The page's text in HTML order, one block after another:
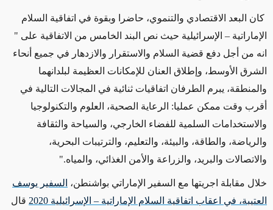
كان البعد الاقتصادي والتنموي، حاضرا وبقوة في اتفاقية السلام
الإماراتية – الإسرائيلية حيث نص البند الخامس من الاتفاقية على "
انه من أجل دفع قضية السلام والاستقرار والازدهار في جميع أنحاء
الشرق الأوسط، وإطلاق العنان للإمكانات العظيمة لبلدانهما
والمنطقة، يبرم الطرفان اتفاقيات ثنائية في المجالات التالية في
أقرب وقت ممكن عمليا: الرعاية الصحية، العلوم والتكنولوجيا
والاستخدامات السلمية للفضاء الخارجي، والسياحة والثقافة
والرياضة، والطاقة، والبيئة، والتعليم، والترتيبات البحرية،
والاتصالات والبريد، والزراعة والأمن الغذائي، والمياه."
خلال مقابلة اجريتها مع السفير الإماراتي بواشنطن، السفير يوسف
العتيبة، في اعقاب اتفاقية السلام الإماراتية – الإسرائيلية 2020
قال